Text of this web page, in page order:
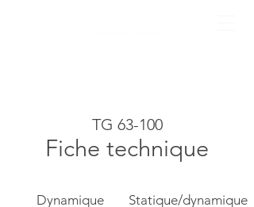
TG 63-100
Fiche technique
Dynamique Statique/dynamique